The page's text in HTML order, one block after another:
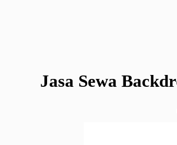
Jasa Sewa